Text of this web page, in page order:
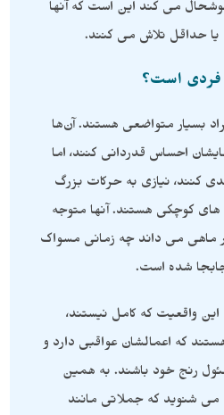
می کند این است که آنها
یا حداقل تلاش می کنند.
فردی است؟
بسیار متواضعی هستند. آن‌ها
احساس قدردانی کنند، اما
کنند، نیازی به حرکات بزرگ
های کوچکی هستند. آنها متوجه
ماهی می داند چه زمانی مسواک
شده است.
واقعیت که کامل نیستند،
که اعمالشان عواقبی دارد و
رنج خود باشند. به همین
می شنوید که جملاتی مانند